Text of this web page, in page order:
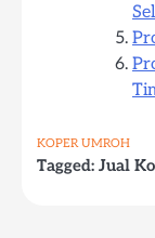
KOPER UMROH
Tagged: Jual